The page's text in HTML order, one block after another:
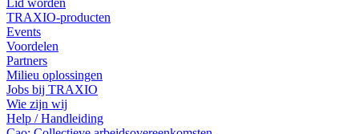
Lid worden
TRAXIO-producten
Events
Voordelen
Partners
Milieu oplossingen
Jobs bij TRAXIO
Wie zijn wij
Help / Handleiding